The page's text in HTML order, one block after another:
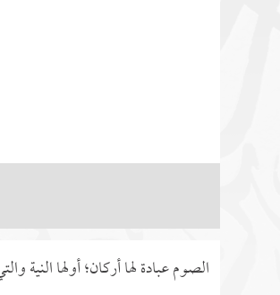
الصوم عبادة لها أركان؛ أولها